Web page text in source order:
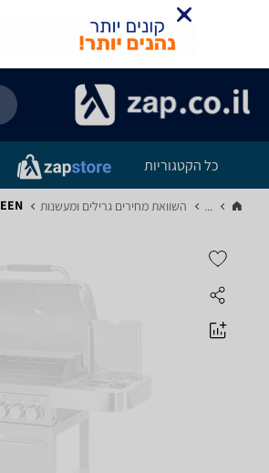
כל הקטגוריות
... השוואת מחירים גרילים ומעשנות‏